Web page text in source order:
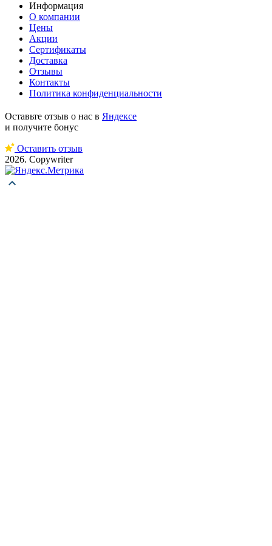
Информация
О компании
Цены
Акции
Сертификаты
Доставка
Отзывы
Контакты
Политика конфиденциальности
Оставьте отзыв о нас в Яндексе
и получите бонус
Оставить отзыв
2026. Copywriter